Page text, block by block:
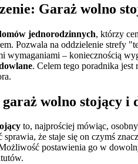
Garaż wolno
jednorodzinnych, którzy
Pozwala na oddzielenie strefy
wymaganiami – koniecznością
. Celem tego poradnika
wolno stojący i
to, najprościej mówiąc,
sprawia, że staje się on czymś
postawienia go w